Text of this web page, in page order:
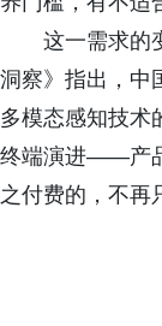
这一需求的
洞察》指出，中
多模态感知技术
终端演进——产
之付费的，不再